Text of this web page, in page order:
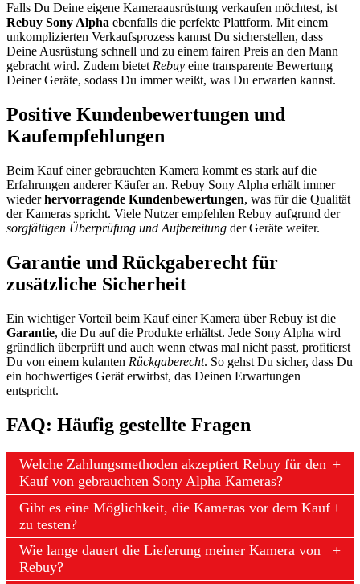
Falls Du Deine eigene Kameraausrüstung verkaufen möchtest, ist
Rebuy Sony Alpha ebenfalls die perfekte Plattform. Mit einem
unkomplizierten Verkaufsprozess kannst Du sicherstellen, dass
Deine Ausrüstung schnell und zu einem fairen Preis an den Mann
gebracht wird. Zudem bietet Rebuy eine transparente Bewertung
Deiner Geräte, sodass Du immer weißt, was Du erwarten kannst.
Positive Kundenbewertungen und
Kaufempfehlungen
Beim Kauf einer gebrauchten Kamera kommt es stark auf die
Erfahrungen anderer Käufer an. Rebuy Sony Alpha erhält immer
wiederhervorragende Kundenbewertungen, was für die Qualität
der Kameras spricht. Viele Nutzer empfehlen Rebuy aufgrund der
sorgfältigen Überprüfung und Aufbereitung der Geräte weiter.
Garantie und Rückgaberecht für
zusätzliche Sicherheit
Ein wichtiger Vorteil beim Kauf einer Kamera über Rebuy ist die
Garantie, die Du auf die Produkte erhältst. Jede Sony Alpha wird
gründlich überprüft und auch wenn etwas mal nicht passt, profitierst
Du von einem kulanten Rückgaberecht. So gehst Du sicher, dass Du
ein hochwertiges Gerät erwirbst, das Deinen Erwartungen
entspricht.
FAQ: Häufig gestellte Fragen
Welche Zahlungsmethoden akzeptiert Rebuy für den
Kauf von gebrauchten Sony Alpha Kameras?
Gibt es eine Möglichkeit, die Kameras vor dem Kauf
zu testen?
Wie lange dauert die Lieferung meiner Kamera von
Rebuy?